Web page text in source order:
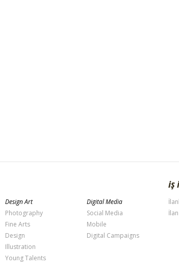
Design Art
Photography
Fine Arts
Design
Illustration
Young Talents
Digital Media
Social Media
Mobile
Digital Campaigns
İŞ